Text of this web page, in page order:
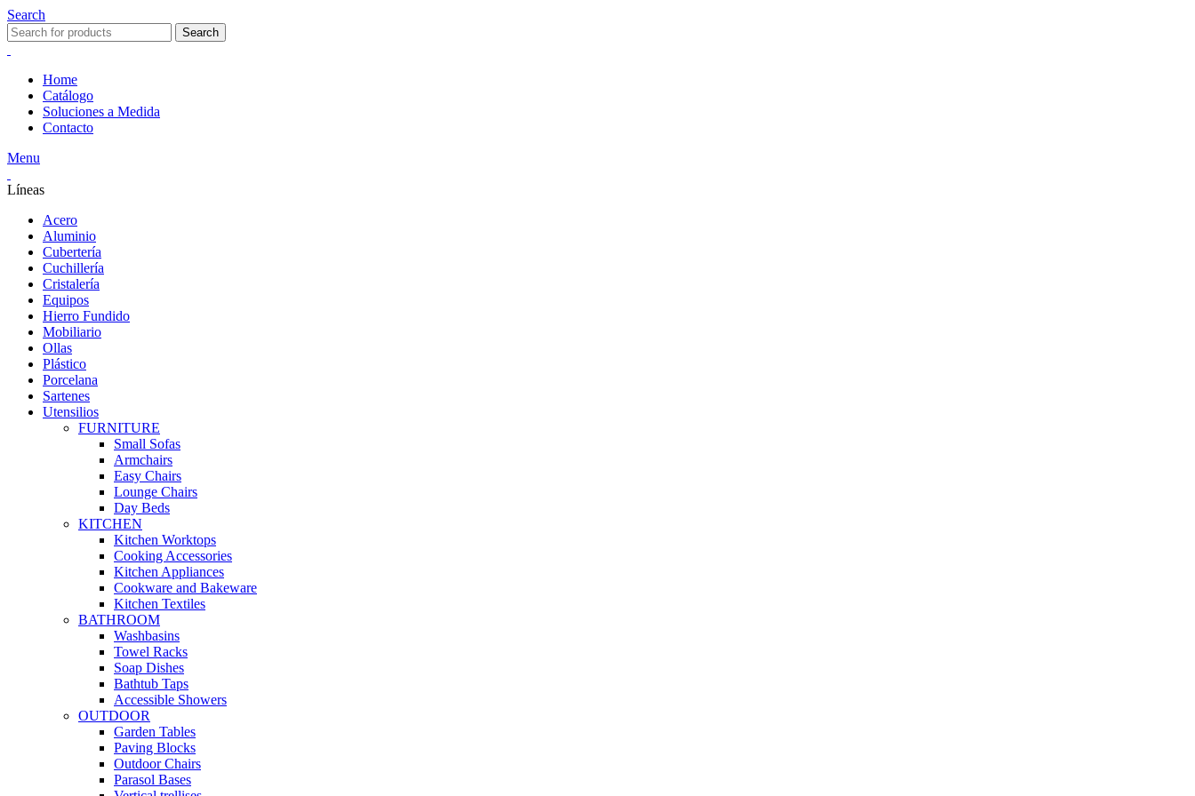
Search
Search
Home
Catálogo
Soluciones a Medida
Contacto
Menu
Líneas
Acero
Aluminio
Cubertería
Cuchillería
Cristalería
Equipos
Hierro Fundido
Mobiliario
Ollas
Plástico
Porcelana
Sartenes
Utensilios
FURNITURE
Small Sofas
Armchairs
Easy Chairs
Lounge Chairs
Day Beds
KITCHEN
Kitchen Worktops
Cooking Accessories
Kitchen Appliances
Cookware and Bakeware
Kitchen Textiles
BATHROOM
Washbasins
Towel Racks
Soap Dishes
Bathtub Taps
Accessible Showers
OUTDOOR
Garden Tables
Paving Blocks
Outdoor Chairs
Parasol Bases